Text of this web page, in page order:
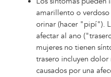
amarillento o verdoso
orinar (hacer "pipí").
afectar al ano
mujeres no tienen
trasero incluyen dolor
causados por una